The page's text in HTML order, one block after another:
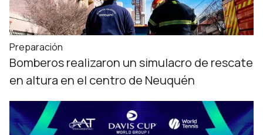
Preparación
Bomberos realizaron un simulacro de rescate
en altura en el centro de Neuquén